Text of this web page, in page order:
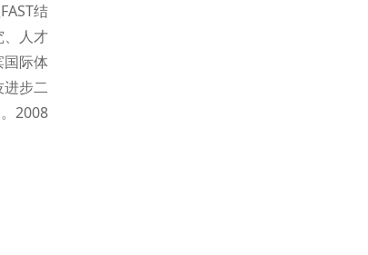
结
、人才
际体
步二
2008